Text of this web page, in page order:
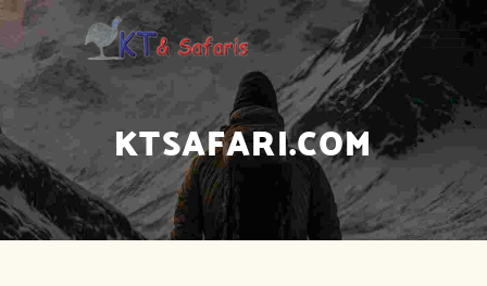
KTSAFARI.COM